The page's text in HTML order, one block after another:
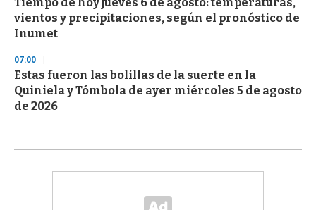
vientos y precipitaciones, según el pronóstico de
Inumet
07:00
Estas fueron las bolillas de la suerte en la
Quiniela y Tómbola de ayer miércoles 5 de agosto
de 2026